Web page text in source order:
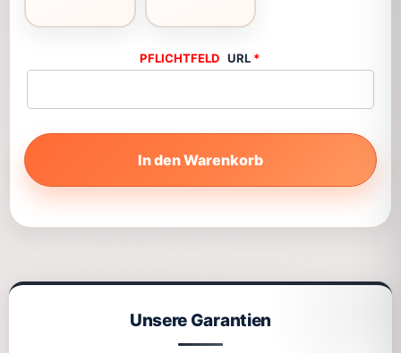
URL *
In den Warenkorb
Unsere Garantien